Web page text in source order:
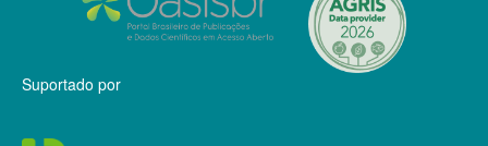
Suportado por